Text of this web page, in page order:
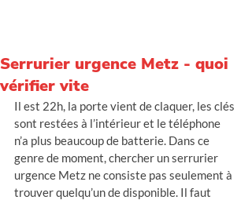
Serrurier urgence Metz - quoi
vérifier vite
Il est 22h, la porte vient de claquer, les clés
sont restées à l’intérieur et le téléphone
n’a plus beaucoup de batterie. Dans ce
genre de moment, chercher un serrurier
urgence Metz ne consiste pas seulement à
trouver quelqu’un de disponible. Il faut